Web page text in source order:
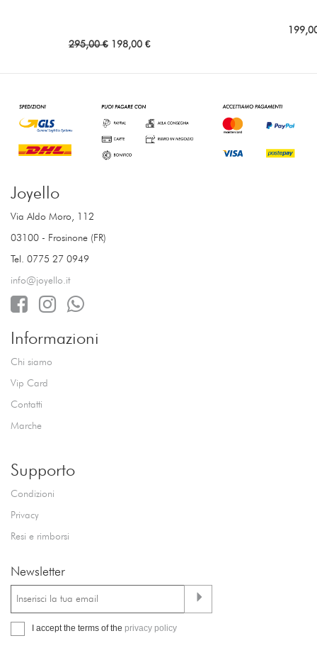
295,00 € 198,00 €
Joyello
Via Aldo Moro, 112
03100 - Frosinone (FR)
Tel. 0775 27 0949
info@joyello.it
Informazioni
Chi siamo
Vip Card
Contatti
Marche
Supporto
Condizioni
Privacy
Resi e rimborsi
Newsletter
I accept the terms of the privacy policy